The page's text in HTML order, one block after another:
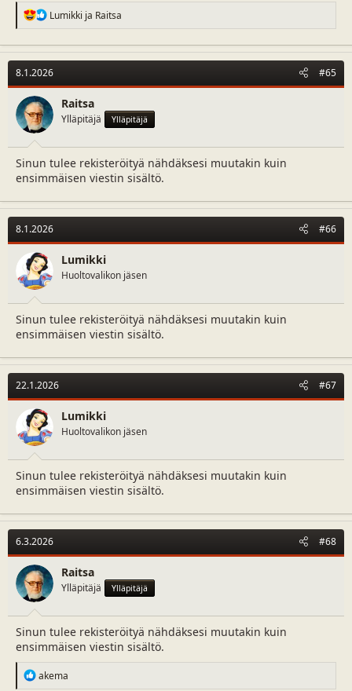
R
e
c
t
i
o
n
s
:
Lumikki ja Raitsa
8.1.2026 #65
Raitsa
Ylläpitäjä Ylläpitäjä
Sinun tulee rekisteröityä nähdäksesi muutakin kuin
ensimmäisen viestin sisältö.
8.1.2026 #66
Lumikki
Huoltovalikon jäsen
Sinun tulee rekisteröityä nähdäksesi muutakin kuin
ensimmäisen viestin sisältö.
22.1.2026 #67
Lumikki
Huoltovalikon jäsen
Sinun tulee rekisteröityä nähdäksesi muutakin kuin
ensimmäisen viestin sisältö.
6.3.2026 #68
Raitsa
Ylläpitäjä Ylläpitäjä
Sinun tulee rekisteröityä nähdäksesi muutakin kuin
ensimmäisen viestin sisältö.
R
e
akema